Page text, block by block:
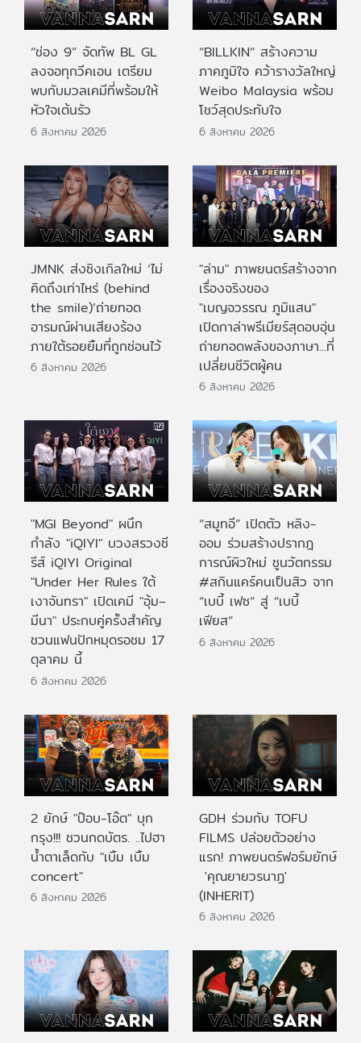
“ช่อง 9” จัดทัพ BL GL
ลงจอทุกวีคเอน เตรียม
พบกับมวลเคมีที่พร้อมให้
หัวใจเต้นรัว
6 สิงหาคม 2026
“BILLKIN” สร้างความ
ภาคภูมิใจ คว้ารางวัลใหญ่
Weibo Malaysia พร้อม
โชว์สุดประทับใจ
6 สิงหาคม 2026
JMNK ส่งซิงเกิลใหม่ ‘ไม่
คิดถึงเท่าไหร่ (behind
the smile)’ถ่ายทอด
อารมณ์ผ่านเสียงร้อง
ภายใต้รอยยิ้มที่ถูกซ่อนไว้
6 สิงหาคม 2026
"ล่าม" ภาพยนตร์สร้างจาก
เรื่องจริงของ
"เบญจวรรณ ภูมิแสน"
เปิดกาล่าพรีเมียร์สุดอบอุ่น
ถ่ายทอดพลังของภาษา...ที่
เปลี่ยนชีวิตผู้คน
6 สิงหาคม 2026
"MGI Beyond" ผนึก
กำลัง "iQIYI" บวงสรวงซี
รีส์ iQIYI Original
"Under Her Rules ใต้
เงาจันทรา" เปิดเคมี "อุ้ม–
มีนา" ประกบคู่ครั้งสำคัญ
ชวนแฟนปักหมุดรอชม 17
ตุลาคม นี้
6 สิงหาคม 2026
“สมูทอี” เปิดตัว หลิง-
ออม ร่วมสร้างปรากฎ
การณ์ผิวใหม่ ชูนวัตกรรม
#สกินแคร์คนเป็นสิว จาก
“เบบี้ เฟซ” สู่ “เบบี้
เฟียส”
6 สิงหาคม 2026
2 ยักษ์ "ป๊อบ-โอ๊ต" บุก
กรุง!!! ชวนกดบัตร. ..ไปฮา
น้ำตาเล็ดกับ "เบิ้ม เบิ้ม
concert"
6 สิงหาคม 2026
GDH ร่วมกับ TOFU
FILMS ปล่อยตัวอย่าง
แรก! ภาพยนตร์ฟอร์มยักษ์
'คุณยายวรนาฏ'
(INHERIT)
6 สิงหาคม 2026